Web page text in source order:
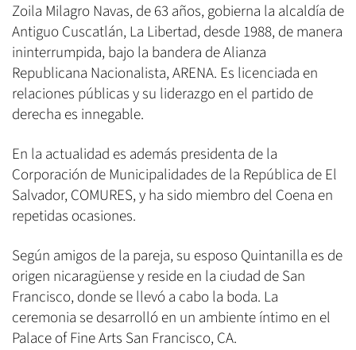
Zoila Milagro Navas, de 63 años, gobierna la alcaldía de
Antiguo Cuscatlán, La Libertad, desde 1988, de manera
ininterrumpida, bajo la bandera de Alianza
Republicana Nacionalista, ARENA. Es licenciada en
relaciones públicas y su liderazgo en el partido de
derecha es innegable.
En la actualidad es además presidenta de la
Corporación de Municipalidades de la República de El
Salvador, COMURES, y ha sido miembro del Coena en
repetidas ocasiones.
Según amigos de la pareja, su esposo Quintanilla es de
origen nicaragüense y reside en la ciudad de San
Francisco, donde se llevó a cabo la boda. La
ceremonia se desarrolló en un ambiente íntimo en el
Palace of Fine Arts San Francisco, CA.